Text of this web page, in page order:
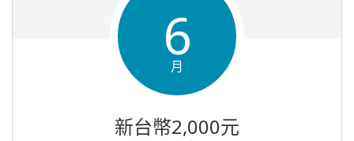
6
月
新台幣2,000元